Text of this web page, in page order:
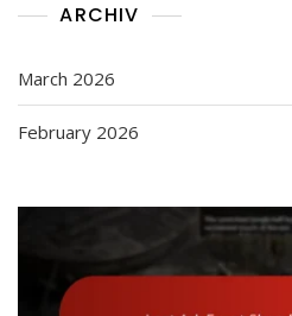
ARCHIV
March 2026
February 2026